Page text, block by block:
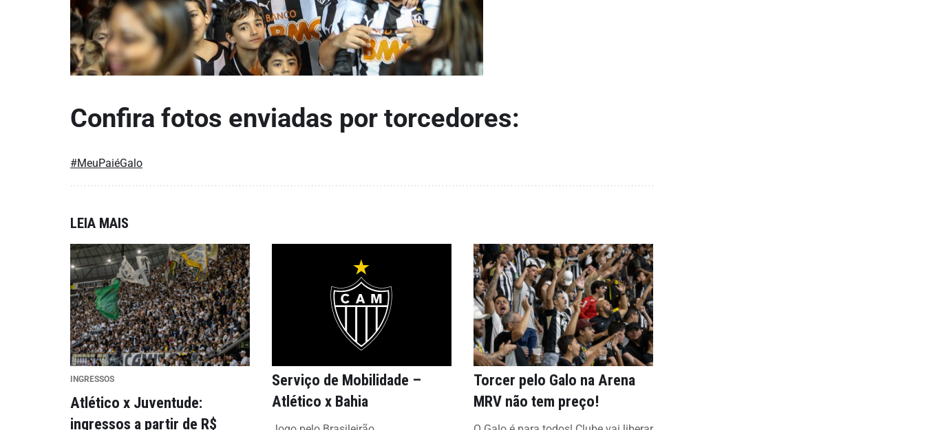
Confira fotos enviadas por torcedores:
#MeuPaiéGalo
LEIA MAIS
INGRESSOS
Atlético x Juventude:
ingressos a partir de R$
Serviço de Mobilidade –
Atlético x Bahia
Torcer pelo Galo na Arena
MRV não tem preço!